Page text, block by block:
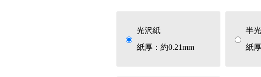
光沢紙
紙厚：約0.21mm
半
紙